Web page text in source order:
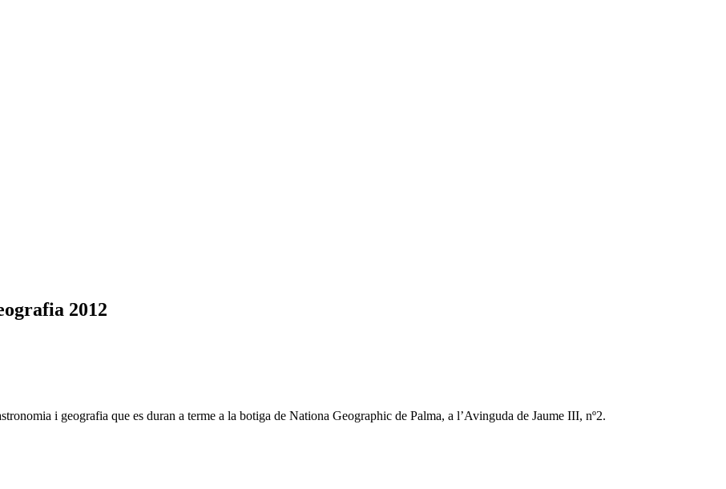
2012
i geografia que es duran a terme a la botiga de Nationa Geographic de Palma, a l’Avinguda de Jaume III, nº2.